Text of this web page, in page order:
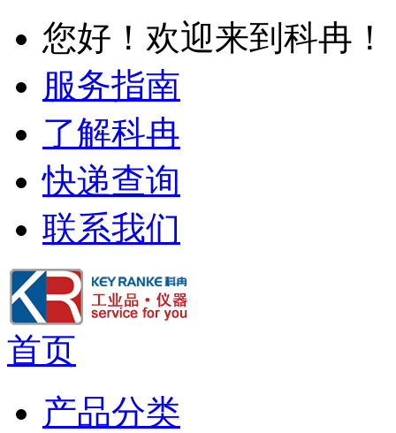
您好！欢迎来到科冉！
服务指南
了解科冉
快递查询
联系我们
首页
产品分类